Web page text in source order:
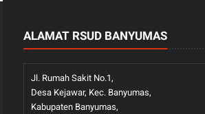
ALAMAT RSUD BANYUMAS
Jl. Rumah Sakit No.1,
Desa Kejawar, Kec. Banyumas,
Kabupaten Banyumas,